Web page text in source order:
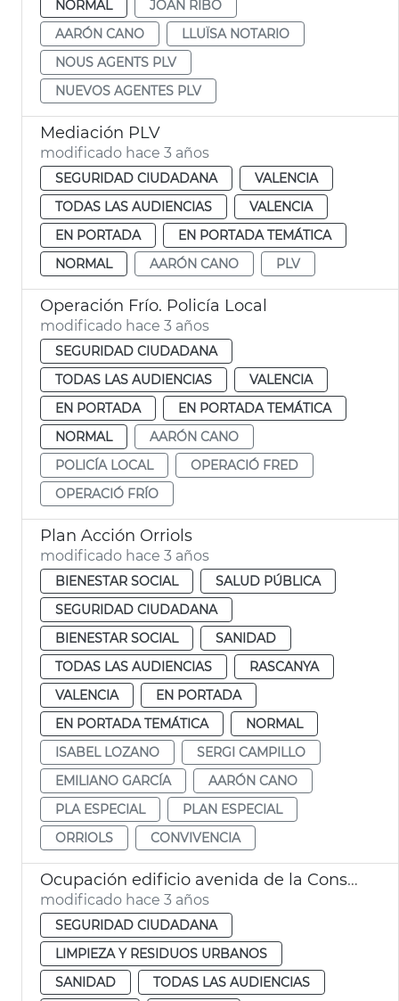
NORMAL
JOAN RIBÓ
AARÓN CANO
LLUÏSA NOTARIO
NOUS AGENTS PLV
NUEVOS AGENTES PLV
Mediación PLV
modificado hace 3 años
SEGURIDAD CIUDADANA
VALENCIA
TODAS LAS AUDIENCIAS
VALENCIA
EN PORTADA
EN PORTADA TEMÁTICA
NORMAL
AARÓN CANO PLV
Operación Frío. Policía Local
modificado hace 3 años
SEGURIDAD CIUDADANA
TODAS LAS AUDIENCIAS
VALENCIA
EN PORTADA
EN PORTADA TEMÁTICA
NORMAL
AARÓN CANO
POLICÍA LOCAL
OPERACIÓ FRED
OPERACIÓ FRÍO
Plan Acción Orriols
modificado hace 3 años
BIENESTAR SOCIAL
SALUD PÚBLICA
SEGURIDAD CIUDADANA
BIENESTAR SOCIAL
SANIDAD
TODAS LAS AUDIENCIAS
RASCANYA
VALENCIA
EN PORTADA
EN PORTADA TEMÁTICA
NORMAL
ISABEL LOZANO
SERGI CAMPILLO
EMILIANO GARCÍA
AARÓN CANO
PLA ESPECIAL
PLAN ESPECIAL
ORRIOLS
CONVIVENCIA
Ocupación edificio avenida de la Constitución
modificado hace 3 años
SEGURIDAD CIUDADANA
LIMPIEZA Y RESIDUOS URBANOS
SANIDAD
TODAS LAS AUDIENCIAS